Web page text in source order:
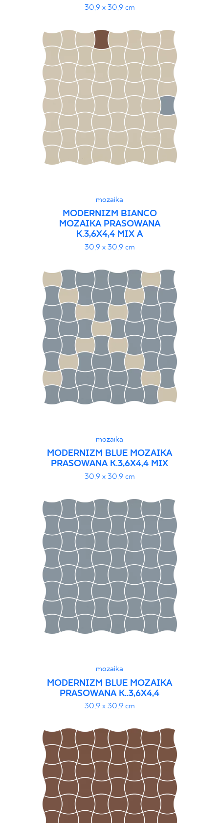
30,9 x 30,9 cm
mozaika
MODERNIZM BIANCO
MOZAIKA PRASOWANA
K.3,6X4,4 MIX A
30,9 x 30,9 cm
mozaika
MODERNIZM BLUE MOZAIKA
PRASOWANA K.3,6X4,4 MIX
30,9 x 30,9 cm
mozaika
MODERNIZM BLUE MOZAIKA
PRASOWANA K..3,6X4,4
30,9 x 30,9 cm